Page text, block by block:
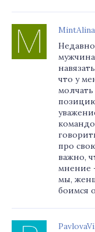
MintAlina
Недавно
что у
про
важно,
мнение
мы,
боимся